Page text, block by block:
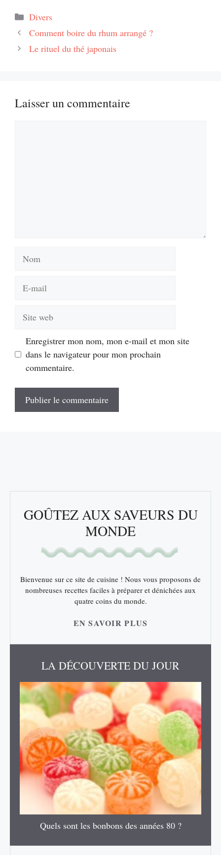
Catégories
Divers
Comment boire du rhum arrangé ?
Le rituel du thé japonais
Laisser un commentaire
mail
web
Enregistrer mon nom, mon e-mail et mon site
dans le navigateur pour mon prochain
commentaire.
GOÛTEZ AUX SAVEURS DU
MONDE
Bienvenue sur ce site de cuisine ! Nous vous proposons de
nombreuses recettes faciles à préparer et dénichées aux
quatre coins du monde.
EN SAVOIR PLUS
LA DÉCOUVERTE DU JOUR
Quels sont les bonbons des années 80 ?